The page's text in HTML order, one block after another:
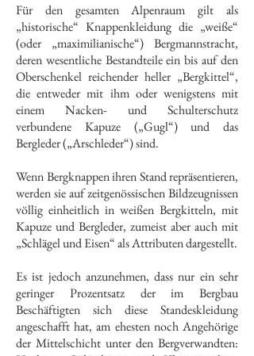
Für den gesamten Alpenraum gilt als
„historische“ Knappenkleidung die „weiße“
(oder „maximilianische“) Bergmannstracht,
deren wesentliche Bestandteile ein bis auf den
Oberschenkel reichender heller „Bergkittel“,
die entweder mit ihm oder wenigstens mit
einem Nacken- und Schulterschutz
verbundene Kapuze („Gugl“) und das
Bergleder („Arschleder“) sind.
Wenn Bergknappen ihren Stand repräsentieren,
werden sie auf zeitgenössischen Bildzeugnissen
völlig einheitlich in weißen Bergkitteln, mit
Kapuze und Bergleder, zumeist aber auch mit
„Schlägel und Eisen“ als Attributen dargestellt.
Es ist jedoch anzunehmen, dass nur ein sehr
geringer Prozentsatz der im Bergbau
Beschäftigten sich diese Standeskleidung
angeschafft hat, am ehesten noch Angehörige
der Mittelschicht unter den Bergverwandten: